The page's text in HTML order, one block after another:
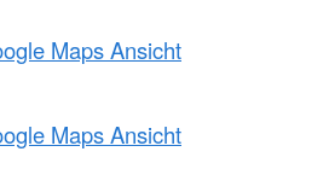
Maps Ansicht
Maps Ansicht